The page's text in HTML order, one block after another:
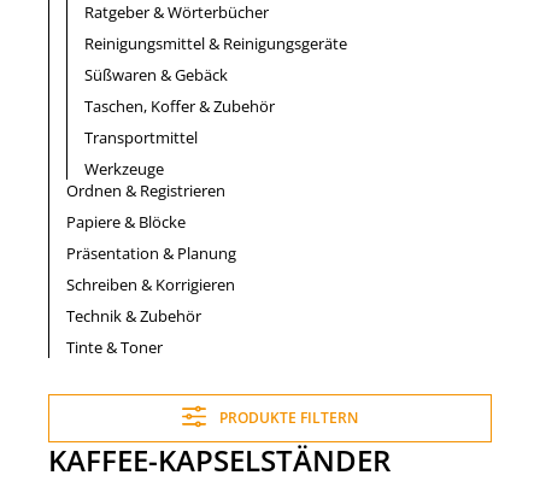
Ratgeber & Wörterbücher
Reinigungsmittel & Reinigungsgeräte
Süßwaren & Gebäck
Taschen, Koffer & Zubehör
Transportmittel
Werkzeuge
Ordnen & Registrieren
Papiere & Blöcke
Präsentation & Planung
Schreiben & Korrigieren
Technik & Zubehör
Tinte & Toner
PRODUKTE FILTERN
KAFFEE-KAPSELSTÄNDER